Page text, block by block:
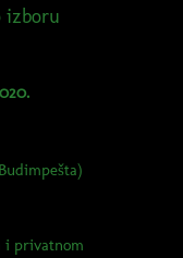
izboru
i privatnom